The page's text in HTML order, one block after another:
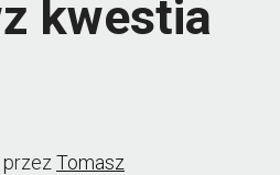
kwestia
przez Tomasz